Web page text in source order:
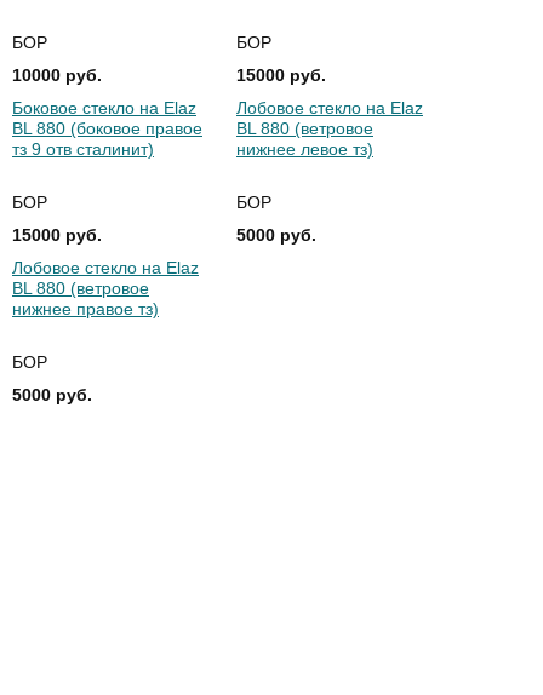
БОР
10000 руб.
БОР
15000 руб.
Боковое стекло на Elaz
BL 880 (боковое правое
тз 9 отв сталинит)
БОР
15000 руб.
Лобовое стекло на Elaz
BL 880 (ветровое
нижнее левое тз)
БОР
5000 руб.
Лобовое стекло на Elaz
BL 880 (ветровое
нижнее правое тз)
БОР
5000 руб.